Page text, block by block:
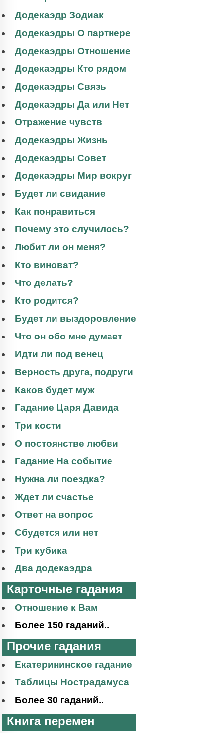
Додекаэдр Зодиак
Додекаэдры О партнере
Додекаэдры Отношение
Додекаэдры Кто рядом
Додекаэдры Связь
Додекаэдры Да или Нет
Отражение чувств
Додекаэдры Жизнь
Додекаэдры Совет
Додекаэдры Мир вокруг
Будет ли свидание
Как понравиться
Почему это случилось?
Любит ли он меня?
Кто виноват?
Что делать?
Кто родится?
Будет ли выздоровление
Что он обо мне думает
Идти ли под венец
Верность друга, подруги
Каков будет муж
Гадание Царя Давида
Три кости
О постоянстве любви
Гадание На событие
Нужна ли поездка?
Ждет ли счастье
Ответ на вопрос
Сбудется или нет
Три кубика
Два додекаэдра
Карточные гадания
Отношение к Вам
Более 150 гаданий..
Прочие гадания
Екатерининское гадание
Таблицы Нострадамуса
Более 30 гаданий..
Книга перемен